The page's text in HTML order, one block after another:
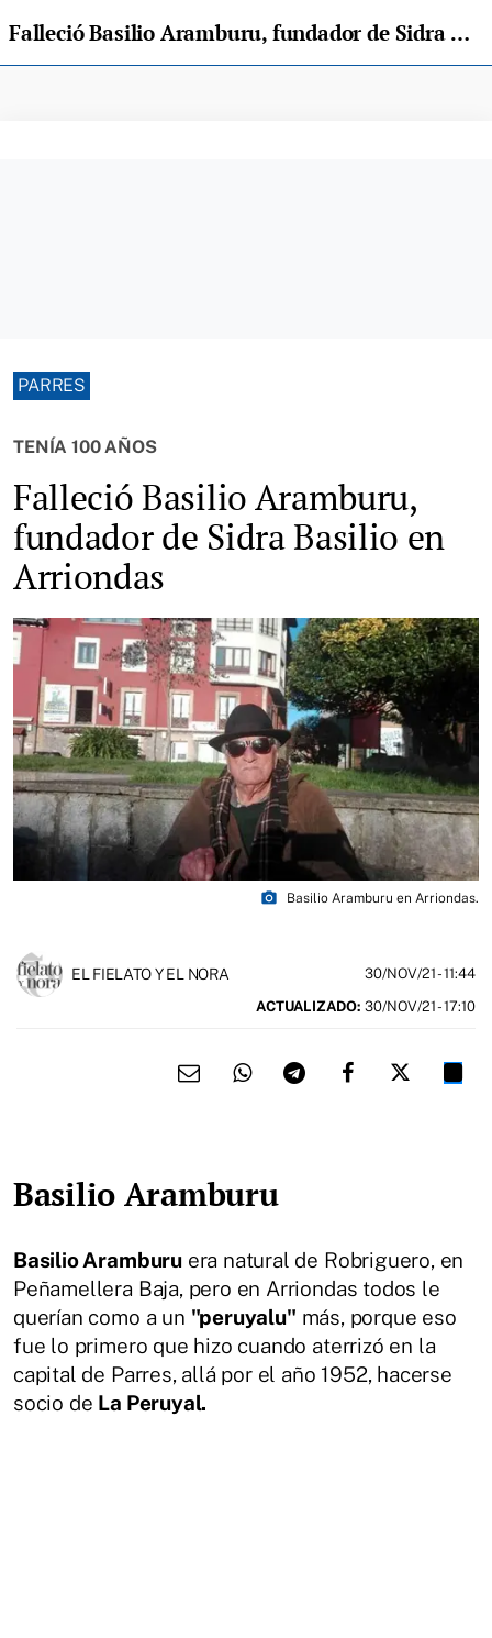
Falleció Basilio Aramburu, fundador de Sidra Basilio en Arriondas
PARRES
TENÍA 100 AÑOS
Falleció Basilio Aramburu,
fundador de Sidra Basilio en
Arriondas
photo_camera Basilio Aramburu en Arriondas.
EL FIELATO Y EL NORA 30/NOV/21- 11:44
ACTUALIZADO: 30/NOV/21 - 17:10
Basilio Aramburu
Basilio Aramburuera natural de Robriguero, en
Peñamellera Baja, pero en Arriondas todos le
querían como a un "peruyalu" más, porque eso
fue lo primero que hizo cuando aterrizó en la
capital de Parres, allá por el año 1952, hacerse
socio de La Peruyal.